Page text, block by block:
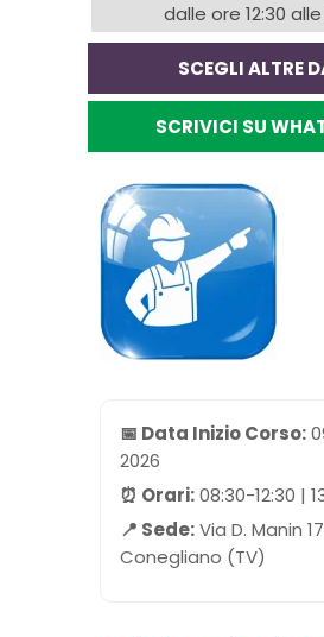
dalle ore 12:30 alle
SCEGLI ALTRE
SCRIVICI SU
📅 Data Inizio Corso:
2026
⏰ Orari:08:30-12:30 |
📍 Sede:Via D. Manin
Conegliano (TV)